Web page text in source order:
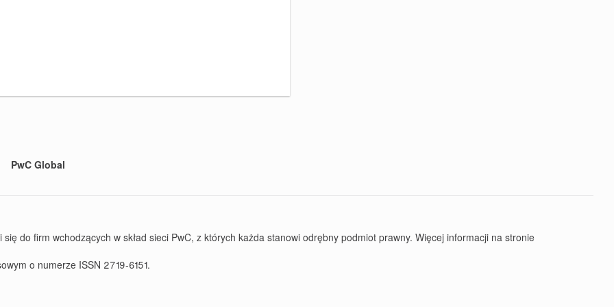
PwC Global
do firm wchodzących w skład sieci PwC, z których każda stanowi odrębny podmiot prawny. Więcej informacji na stronie
o numerze ISSN 2719-6151.